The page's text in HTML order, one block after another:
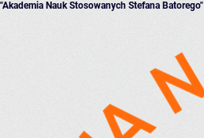
"Akademia Nauk Stosowanych Stefana Batorego"